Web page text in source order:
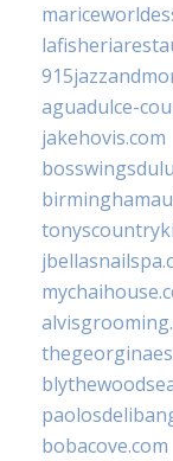
aguadulce-
jakehovis.com
bobacove.com